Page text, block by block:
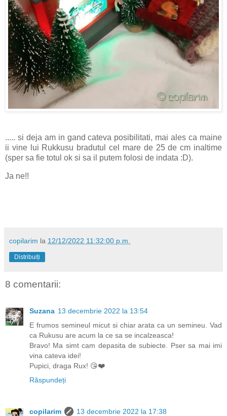
..... si deja am in gand cateva posibilitati, mai ales ca maine
ii vine lui Rukkusu bradutul cel mare de 25 de cm inaltime
(sper sa fie totul ok si sa il putem folosi de indata :D).
Ja ne!!
copilarim la 12/12/2022 11:32:00 p.m.
Distribuiți
8 comentarii:
Suzana 13 decembrie 2022 la 13:54
E frumos semineul micut si chiar arata ca un semineu. Vad
ca Rukusu are acum la ce sa se incalzeasca!
Bravo! Ma simt cam depasita de subiecte. Pser sa mai imi
vina cateva idei!
Pupici, draga Rux! 😘❤️
Răspundeți
copilarim
13 decembrie 2022 la 17:38